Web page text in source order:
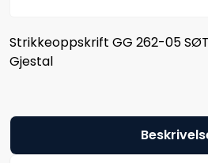
Strikkeoppskrift GG 262-05
Gjestal